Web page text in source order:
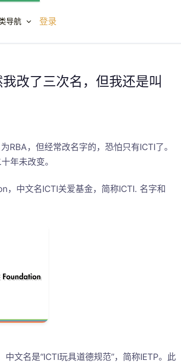
导航 登录
改了三次名，但我还是叫
RBA，但经常改名字的，恐怕只有ICTI了。
年未改变。
中文名ICTI关爱基金，简称ICTI. 名字和
文名是“ICTI玩具道德规范”，简称IETP。此